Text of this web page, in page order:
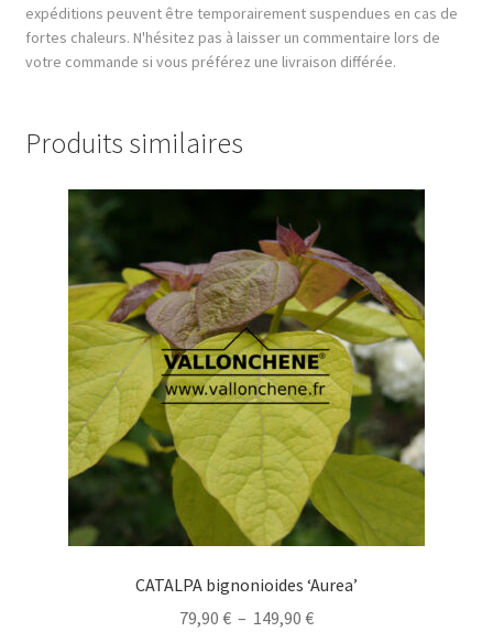
expéditions peuvent être temporairement suspendues en cas de
fortes chaleurs. N'hésitez pas à laisser un commentaire lors de
votre commande si vous préférez une livraison différée.
Produits similaires
CATALPA bignonioides ‘Aurea’
79,90 € – 149,90 €Plage